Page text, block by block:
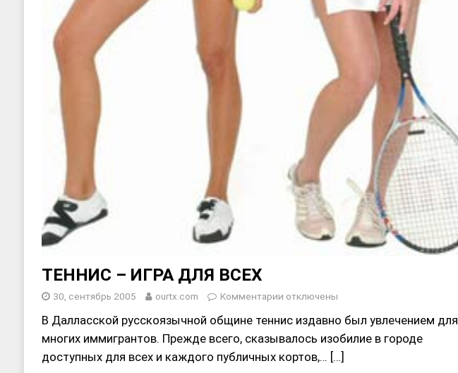
ТЕННИС – ИГРА ДЛЯ ВСЕХ
30, сентябрь 2005 ourtx.com Комментарии отключены
В Далласской русскоязычной общине теннис издавно был увлечением для
многих иммигрантов. Прежде всего, сказывалось изобилие в городе
доступных для всех и каждого публичных кортов,… […]